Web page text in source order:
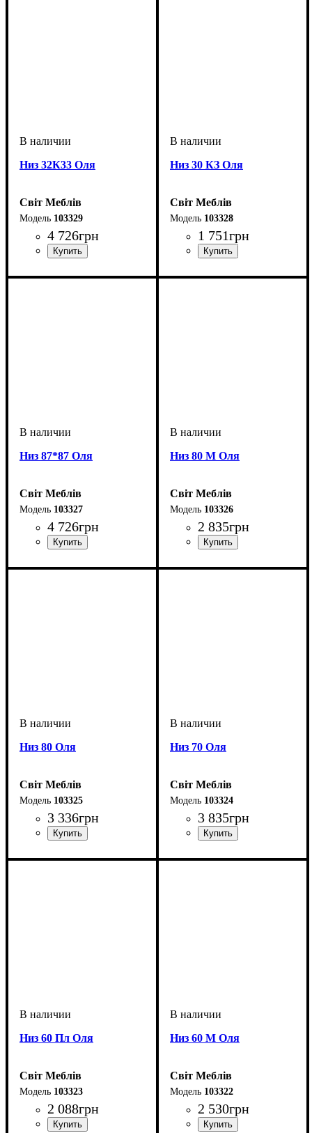
Низ 32К33 Оля
Світ Меблів
103329
4 726грн
Низ 30 КЗ Оля
Світ Меблів
103328
1 751грн
Низ 87*87 Оля
Світ Меблів
103327
4 726грн
Низ 80 М Оля
Світ Меблів
103326
2 835грн
Низ 80 Оля
Світ Меблів
103325
3 336грн
Низ 70 Оля
Світ Меблів
103324
3 835грн
Низ 60 Пл Оля
Світ Меблів
103323
2 088грн
Низ 60 М Оля
Світ Меблів
103322
2 530грн